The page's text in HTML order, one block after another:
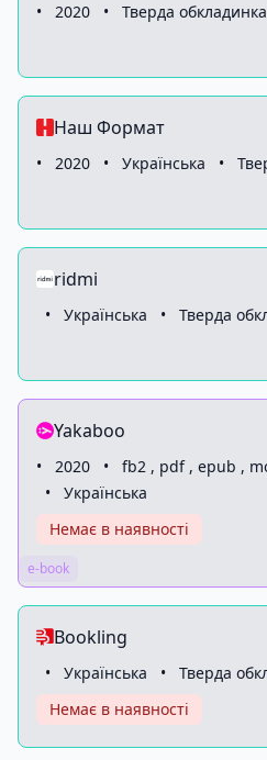
• 2020 • Тверда обкладинка
Наш Формат
• 2020 • Українська •
ridmi
• Українська • Тверда
Yakaboo
• 2020 •
fb2 , pdf , epub ,
•
Українська
Немає в наявності
e-book
Bookling
• Українська •
Тверда
Немає в наявності